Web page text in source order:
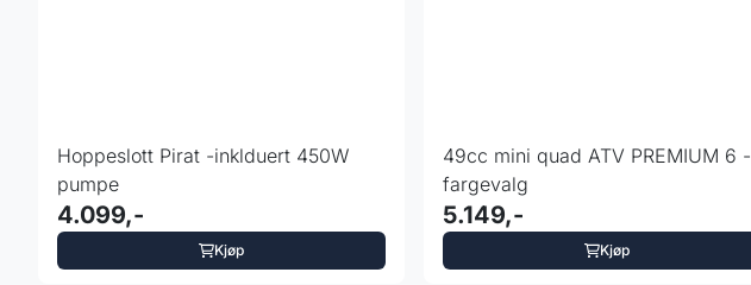
Hoppeslott Pirat -inklduert 450W
pumpe
4.099,-
Kjøp
49cc mini quad ATV PREMIUM 6 -
fargevalg
5.149,-
Kjøp